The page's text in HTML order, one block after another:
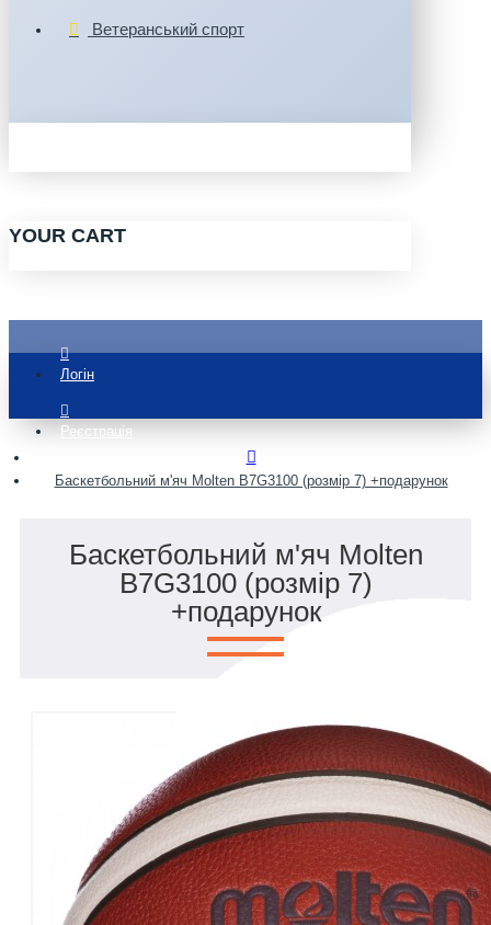
Ветеранський спорт
YOUR CART
Логін
Реєстрація
Баскетбольний м'яч Molten B7G3100 (розмір 7) +подарунок
Баскетбольний м'яч Molten
B7G3100 (розмір 7)
+подарунок